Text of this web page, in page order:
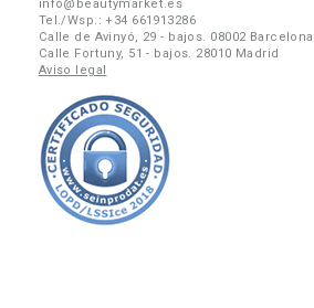
info@beautymarket.es
Tel./Wsp.: +34 661913286
Calle de Avinyó, 29 - bajos. 08002 Barcelona
Calle Fortuny, 51 - bajos. 28010 Madrid
Aviso legal